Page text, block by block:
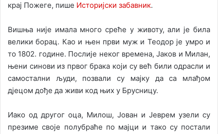
крај Пожеге, пише Историјски забавник.
Вишња није имала много среће у животу, али је била
велики борац. Као и њен први муж и Теодор је умро и
то 1802. године. Послије неког времена, Јаков и Милан,
њени синови из првог брака који су већ били одрасли и
самостални људи, позвали су мајку да са млађом
дјецом дође да живи код њих у Брусницу.
Иако од другог оца, Милош, Јован и Јеврем узели су
презиме своје полубраће по мајци и тако су постали